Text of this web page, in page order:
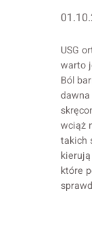
USG
warto
Ból
wciąż
takich
które